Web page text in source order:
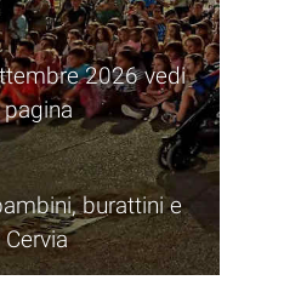
2026 vedi
burattini e